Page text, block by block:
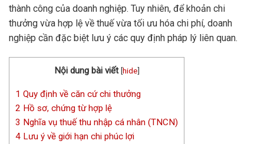
thành công của doanh nghiệp. Tuy nhiên, để khoản chi
thưởng vừa hợp lệ về thuế vừa tối ưu hóa chi phí, doanh
nghiệp cần đặc biệt lưu ý các quy định pháp lý liên quan.
Nội dung bài viết [hide]
1 Quy định về căn cứ chi thưởng
2 Hồ sơ, chứng từ hợp lệ
3 Nghĩa vụ thuế thu nhập cá nhân (TNCN)
4 Lưu ý về giới hạn chi phúc lợi